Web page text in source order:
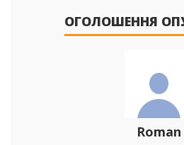
ОГОЛОШЕННЯ
Roman